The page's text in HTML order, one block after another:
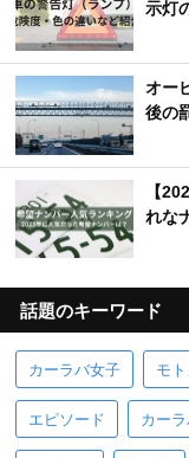
示灯
オー
後の
【
れな
話題のキーワード
カーラバ女子 モ
エピソード カー